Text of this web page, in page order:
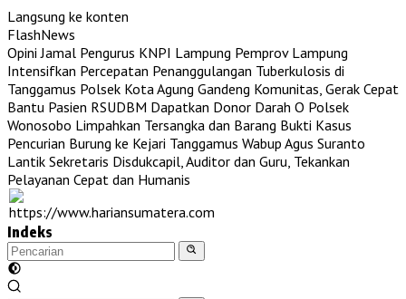
Langsung ke konten
FlashNews
Opini Jamal Pengurus KNPI Lampung Pemprov Lampung
Intensifkan Percepatan Penanggulangan Tuberkulosis di
Tanggamus Polsek Kota Agung Gandeng Komunitas, Gerak Cepat
Bantu Pasien RSUDBM Dapatkan Donor Darah O Polsek
Wonosobo Limpahkan Tersangka dan Barang Bukti Kasus
Pencurian Burung ke Kejari Tanggamus Wabup Agus Suranto
Lantik Sekretaris Disdukcapil, Auditor dan Guru, Tekankan
Pelayanan Cepat dan Humanis
Indeks